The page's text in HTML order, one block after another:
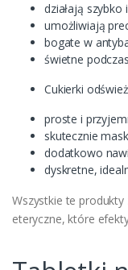
działają szybko
umożliwiają
bogate w
świetne
Cukierki
proste i
skutecznie
dodatkowo
dyskretne,
Wszystkie te produkty
eteryczne, które